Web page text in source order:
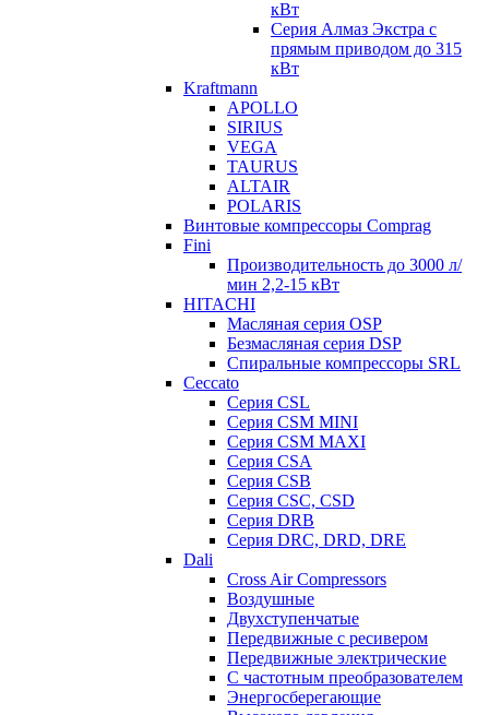
кВт
Серия Алмаз Экстра с
прямым приводом до 315
кВт
Kraftmann
APOLLO
SIRIUS
VEGA
TAURUS
ALTAIR
POLARIS
Винтовые компрессоры Comprag
Fini
Производительность до 3000 л/
мин 2,2-15 кВт
HITACHI
Масляная серия OSP
Безмасляная серия DSP
Спиральные компрессоры SRL
Ceccato
Серия CSL
Серия CSM MINI
Серия CSM MAXI
Серия CSA
Серия CSB
Серия CSC, CSD
Серия DRB
Серия DRC, DRD, DRE
Dali
Cross Air Compressors
Воздушные
Двухступенчатые
Передвижные с ресивером
Передвижные электрические
С частотным преобразователем
Энергосберегающие